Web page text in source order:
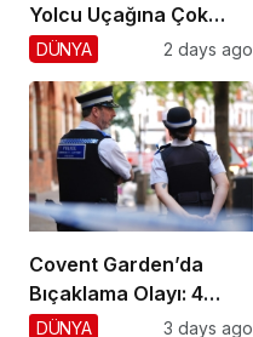
Yolcu Uçağına Çok
Yaklaştı!
DÜNYA 2 days ago
Covent Garden’da
Bıçaklama Olayı: 4
Yaralı, 1 Gözaltı
DÜNYA 3 days ago